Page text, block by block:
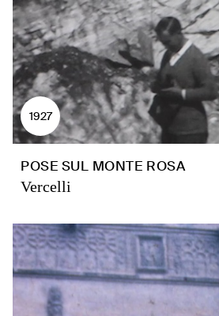
1927
POSE SUL MONTE ROSA
Vercelli